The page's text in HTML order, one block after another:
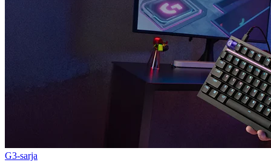
G3-sarja